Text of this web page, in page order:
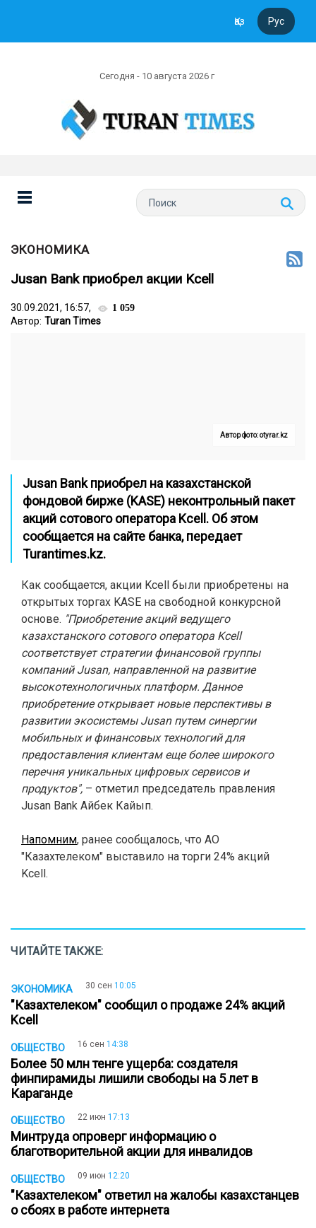
Қаз Рус
Сегодня - 10 августа 2026 г
ЭКОНОМИКА
Jusan Bank приобрел акции Kcell
30.09.2021, 16:57, 1 059
Автор: Turan Times
Автор фото: otyrar.kz
Jusan Bank приобрел на казахстанской
фондовой бирже (KASE) неконтрольный пакет
акций сотового оператора Kcell. Об этом
сообщается на сайте банка, передает
Turantimes.kz.
Как сообщается, акции Kcell были приобретены на
открытых торгах KASE на свободной конкурсной
основе. "Приобретение акций ведущего
казахстанского сотового оператора Kcell
соответствует стратегии финансовой группы
компаний Jusan, направленной на развитие
высокотехнологичных платформ. Данное
приобретение открывает новые перспективы в
развитии экосистемы Jusan путем синергии
мобильных и финансовых технологий для
предоставления клиентам еще более широкого
перечня уникальных цифровых сервисов и
продуктов", – отметил председатель правления
Jusan Bank Айбек Кайып.
Напомним, ранее сообщалось, что АО
"Казахтелеком" выставило на торги 24% акций
Kcell.
ЧИТАЙТЕ ТАКЖЕ:
ЭКОНОМИКА 30 сен 10:05
"Казахтелеком" сообщил о продаже 24% акций
Kcell
ОБЩЕСТВО 16 сен 14:38
Более 50 млн тенге ущерба: создателя
финпирамиды лишили свободы на 5 лет в
Караганде
ОБЩЕСТВО 22 июн 17:13
Минтруда опроверг информацию о
благотворительной акции для инвалидов
ОБЩЕСТВО 09 июн 12:20
"Казахтелеком" ответил на жалобы казахстанцев
о сбоях в работе интернета